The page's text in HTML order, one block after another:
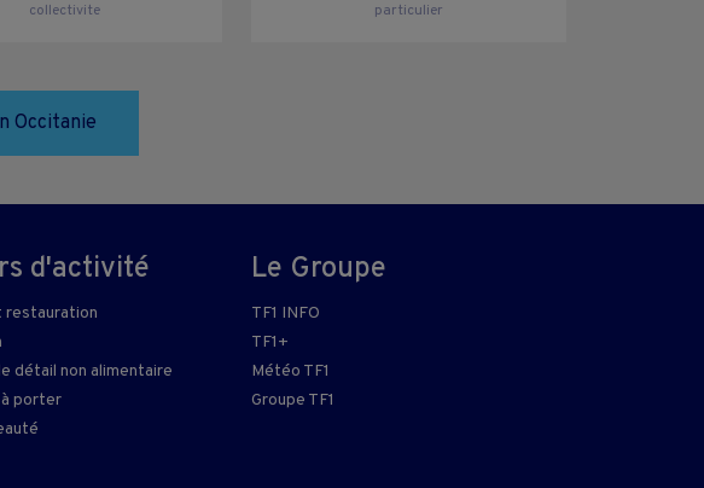
collectivite
particulier
Occitanie
d'activité
restauration
détail non alimentaire
porter
Le Groupe
TF1 INFO
TF1+
Météo TF1
Groupe TF1